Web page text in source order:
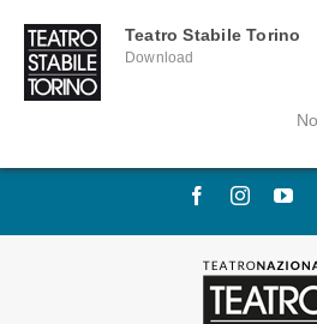
Teatro Stabile Torino
Download
Skip
Facebook